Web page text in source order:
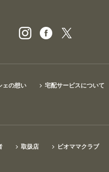
ビオ・マルシェの宅配
ェの想い 宅配サービスについて
取扱店 ビオママクラブ